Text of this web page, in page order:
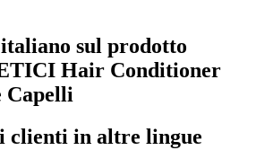
sul prodotto
Hair Conditioner
Capelli
clienti in altre lingue